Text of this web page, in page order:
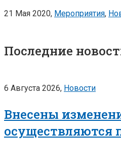
21 Мая 2020, Мероприятия,
Последние
6 Августа 2026, Новости
Внесены
осуществляются